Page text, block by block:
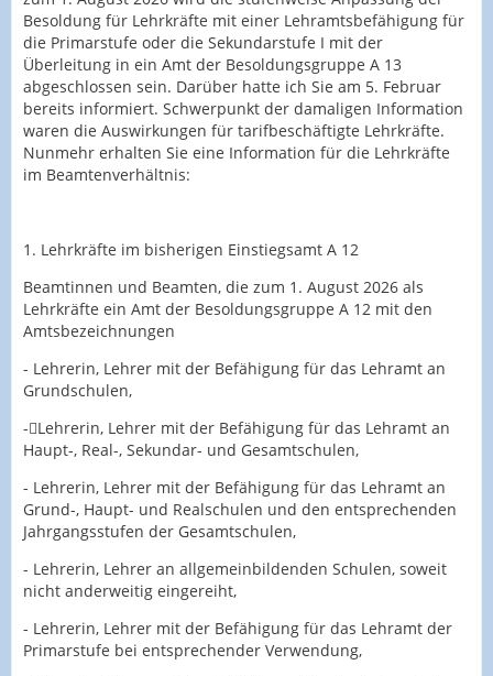
Besoldung für Lehrkräfte mit einer Lehramtsbefähigung für
die Primarstufe oder die Sekundarstufe I mit der
Überleitung in ein Amt der Besoldungsgruppe A 13
abgeschlossen sein. Darüber hatte ich Sie am 5. Februar
bereits informiert. Schwerpunkt der damaligen Information
waren die Auswirkungen für tarifbeschäftigte Lehrkräfte.
Nunmehr erhalten Sie eine Information für die Lehrkräfte
im Beamtenverhältnis:
1. Lehrkräfte im bisherigen Einstiegsamt A 12
Beamtinnen und Beamten, die zum 1. August 2026 als
Lehrkräfte ein Amt der Besoldungsgruppe A 12 mit den
Amtsbezeichnungen
- Lehrerin, Lehrer mit der Befähigung für das Lehramt an
Grundschulen,
-Lehrerin, Lehrer mit der Befähigung für das Lehramt an
Haupt-, Real-, Sekundar- und Gesamtschulen,
- Lehrerin, Lehrer mit der Befähigung für das Lehramt an
Grund-, Haupt- und Realschulen und den entsprechenden
Jahrgangsstufen der Gesamtschulen,
- Lehrerin, Lehrer an allgemeinbildenden Schulen, soweit
nicht anderweitig eingereiht,
- Lehrerin, Lehrer mit der Befähigung für das Lehramt der
Primarstufe bei entsprechender Verwendung,